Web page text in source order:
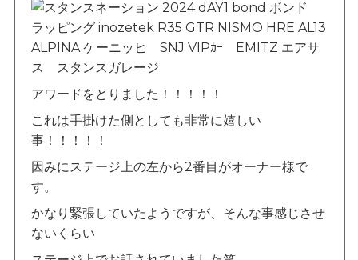
アワードをとりました！！！！！
これは手掛けた側としても非常に嬉しい
事！！！！！
因みにステージ上の左から2番目がオーナー様で
す。
かなり緊張していたようですが、そんな事感じさせ
ないくらい